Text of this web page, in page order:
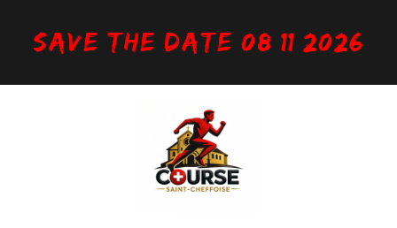
contenuSave the date 08/11/2026